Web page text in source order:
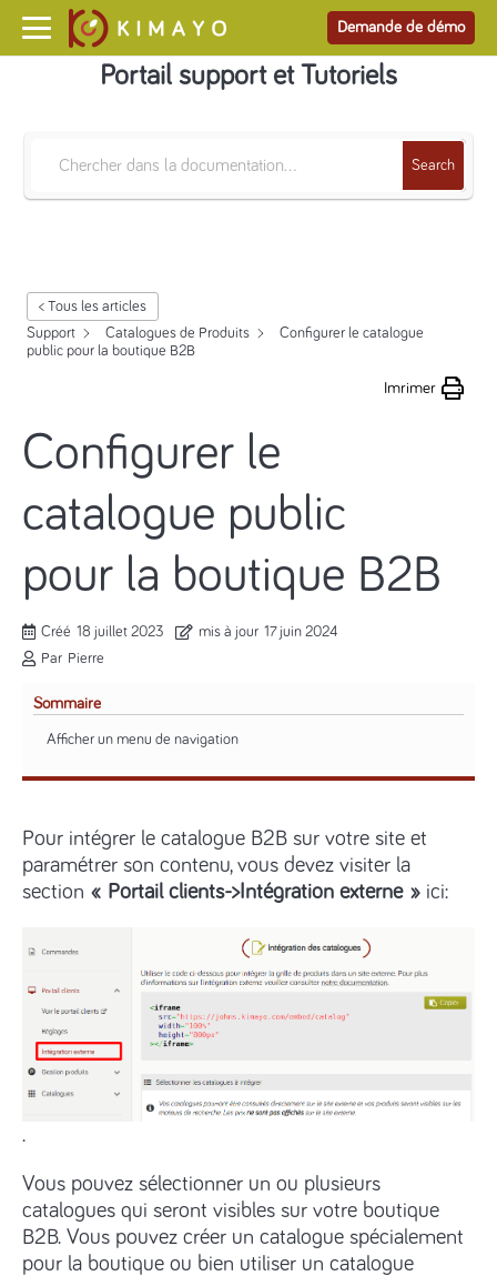
Demande de démo
Portail support et Tutoriels
Search
< Tous les articles
Support
Catalogues de Produits
Configurer le catalogue
public pour la boutique B2B
Imrimer
Configurer le
catalogue public
pour la boutique B2B
Créé 18 juillet 2023 mis à jour 17 juin 2024
Par Pierre
Sommaire
Afficher un menu de navigation
Pour intégrer le catalogue B2B sur votre site et
paramétrer son contenu, vous devez visiter la
section « Portail clients->Intégration externe » ici:
.
Vous pouvez sélectionner un ou plusieurs
catalogues qui seront visibles sur votre boutique
B2B. Vous pouvez créer un catalogue spécialement
pour la boutique ou bien utiliser un catalogue